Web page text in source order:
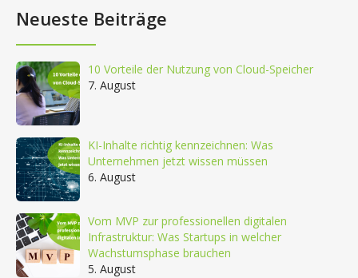
Neueste Beiträge
10 Vorteile der Nutzung von Cloud-Speicher
7. August
KI-Inhalte richtig kennzeichnen: Was
Unternehmen jetzt wissen müssen
6. August
Vom MVP zur professionellen digitalen
Infrastruktur: Was Startups in welcher
Wachstumsphase brauchen
5. August